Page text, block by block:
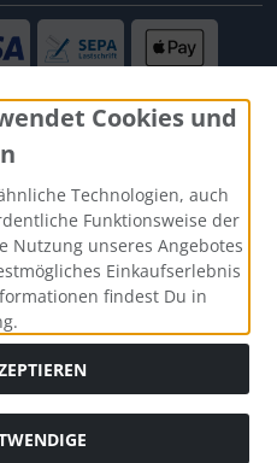
Cookies und
Technologien, auch
Funktionsweise der
Nutzung unseres Angebotes
Einkaufserlebnis
findest Du in